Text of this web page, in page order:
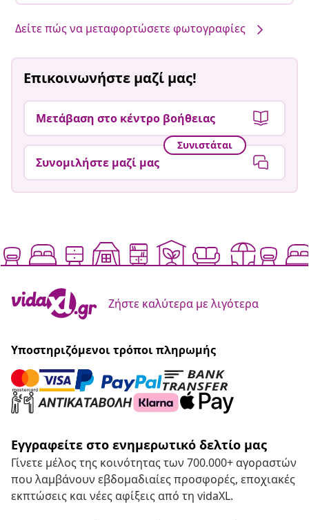
Δείτε πώς να μεταφορτώσετε φωτογραφίες
Επικοινωνήστε μαζί μας!
Μετάβαση στο κέντρο βοήθειας
Συνιστάται
Συνομιλήστε μαζί μας
Ζήστε καλύτερα με λιγότερα
Υποστηριζόμενοι τρόποι πληρωμής
Εγγραφείτε στο ενημερωτικό δελτίο μας
Γίνετε μέλος της κοινότητας των 700.000+ αγοραστών
που λαμβάνουν εβδομαδιαίες προσφορές, εποχιακές
εκπτώσεις και νέες αφίξεις από τη vidaXL.